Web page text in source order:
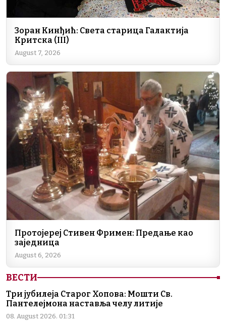
Зоран Кинђић: Света старица Галактија
Критска (III)
August 7, 2026
Протојереј Стивен Фримен: Предање као
заједница
August 6, 2026
ВЕСТИ
Три јубилеја Старог Хопова: Мошти Св.
Пантелејмона наставља челу литије
08. August 2026. 01:31